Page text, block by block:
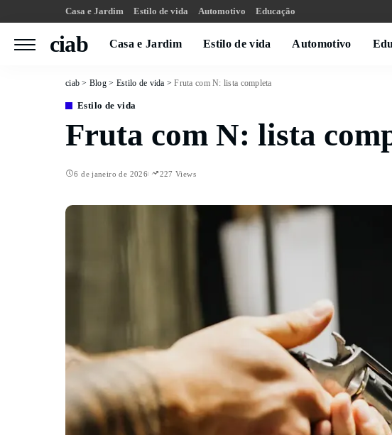
Casa e Jardim Estilo de vida Automotivo Educação
ciab Casa e Jardim Estilo de vida Automotivo
ciab > Blog > Estilo de vida >Fruta com N: lista completa
Estilo de vida
Fruta com N: lista
6 de janeiro de 2026 227 Views